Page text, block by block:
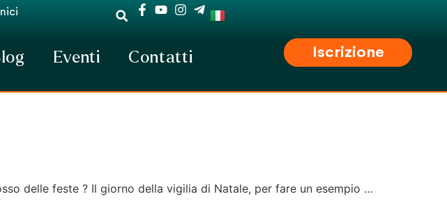
Eventi Contatti Iscrizione
delle feste ? Il giorno della vigilia di Natale, per fare un esempio …